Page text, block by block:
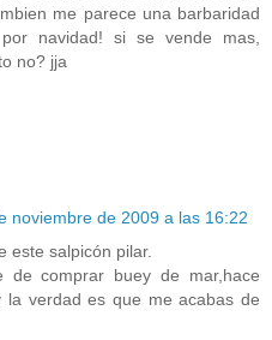
me parece una barbaridad
navidad! si se vende mas,
no? jja
noviembre de 2009 a las 16:22
este salpicón pilar.
de comprar buey de mar,hace
verdad es que me acabas de